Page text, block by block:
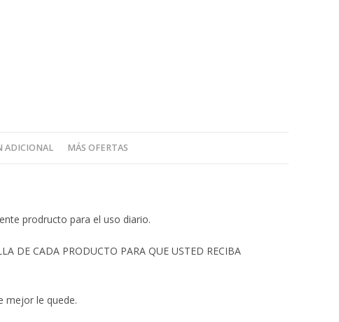
ADICIONAL MÁS OFERTAS
prodructo para el uso diario.
DE CADA PRODUCTO PARA QUE USTED RECIBA
mejor le quede.